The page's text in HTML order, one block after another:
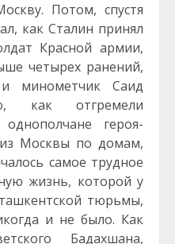
Потом, спустя
как Сталин принял
Красной армии,
четырех ранений,
минометчик Саид
как отгремели
героя-
Москвы по домам,
самое трудное
жизнь, которой у
тюрьмы,
и не было. Как
Бадахшана,